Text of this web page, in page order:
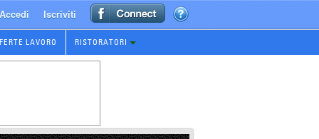
Accedi Iscriviti
LAVORO RISTORATORI